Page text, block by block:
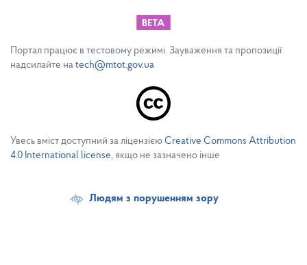
Портал працює в тестовому режимі. Зауваження та пропозиції
надсилайте на tech@mtot.gov.ua
Увесь вміст доступний за ліцензією Creative Commons Attribution
4.0 International license, якщо не зазначено інше
Людям з порушенням зору